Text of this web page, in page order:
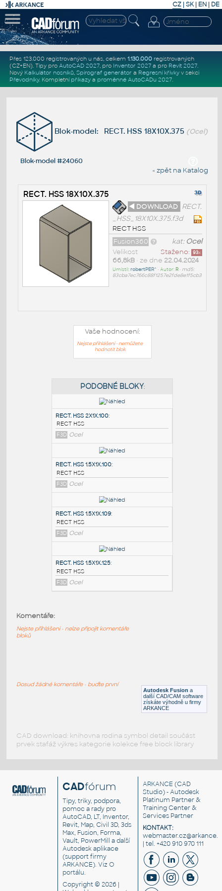
CZ | SK| EN | DE
Přes 123.000 registrovaných u nás, celkem 1.130.000registrovaných
(CZ+EN). Tipy pro AutoCAD 2027, pro Inventor 2027a pro Revit 2027.
Nový Kalkulátor nosníků, Spirograf generátor a Regresní křivkyv sekci
Převodníky. Kompletní příkazya proměnné AutoCADu 2027.
Blok-model: RECT. HSS 18X10X.375 (Ocel)
Blok-model #24060
« zpět na Katalog
RECT. HSS 18X10X.375
◄ DOWNLOAD RECT.
_HSS_18X10X.375.f3d
RECT HSS
kat: Ocel
Fusion360
Staženo: 93x
Velikost
66,8kB• ze dne 22.04.2024
Umístil:robertPER^ • Autor: R• md5:
83cba7ec766c88f1257e2fde8e1f5cb3
Vaše hodnocení:
Nejste přihlášeni - nemůžete
hodnotit blok
PODOBNÉ BLOKY
RECT. HSS 2X1X.100
F3D Ocel
RECT. HSS 1.5X1X.100
RECT HSS
F3D Ocel
F3D Ocel
F3D Ocel
Autodesk Fusion a
další CAD/CAM software
získáte výhodně u firmy
ARKANCE
Komentáře:
Nejste přihlášeni - nelze připojit komentáře
bloků
Dosud žádné komentáře - buďte první
CAD download: knihovna rodina symbol detail součást
prvek stafáž výkres kategorie kolekce free block library
CADfórum
Tipy, triky, podpora,
pomoc a rady pro
AutoCAD, LT, Inventor,
Revit, Map, Civil 3D, 3ds
Max, Fusion, Forma,
Vault, PowerMill a další
Autodesk aplikace
(support firmy
ARKANCE). VizO
portálu.
Copyright © 2026 |
ARKANCE (CAD
Studio) - Autodesk
Platinum Partner &
Training Center &
Services Partner
KONTAKT:
| tel. +420 910 970 111